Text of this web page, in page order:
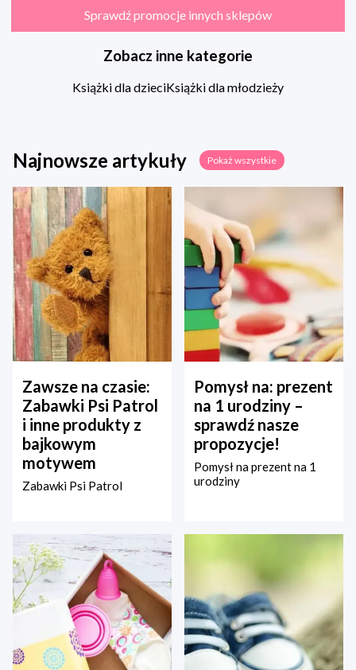
Sprawdź promocje innych sklepów
Zobacz inne kategorie
Książki dla dzieciKsiążki dla młodzieży
Najnowsze artykuły Pokaż wszystkie
Zawsze na czasie:
Zabawki Psi Patrol
i inne produkty z
bajkowym
motywem
Zabawki Psi Patrol
Pomysł na: prezent
na 1 urodziny –
sprawdź nasze
propozycje!
Pomysł na prezent na 1
urodziny